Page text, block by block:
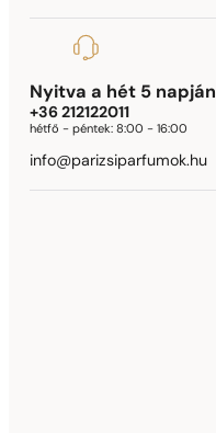
Nyitva a hét 5 napján
+36 212122011
hétfő - péntek:8:00 - 16:00
info@parizsiparfumok.hu